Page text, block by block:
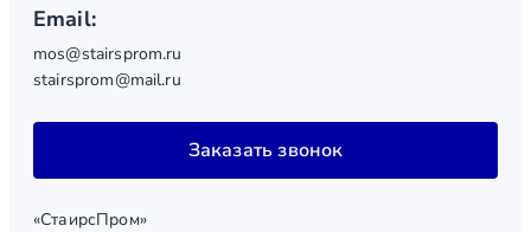
Email:
mos@stairsprom.ru
stairsprom@mail.ru
Заказать звонок
«СтаирсПром»